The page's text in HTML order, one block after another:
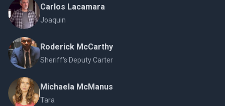
Carlos Lacamara
Joaquin
Roderick McCarthy
Sheriff's Deputy Carter
Michaela McManus
Tara